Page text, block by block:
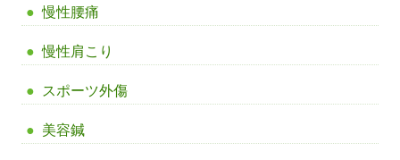
慢性腰痛
慢性肩こり
スポーツ外傷
美容鍼